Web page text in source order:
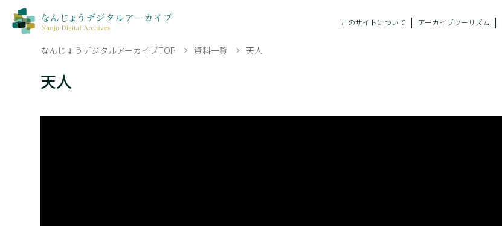
このサイトについて アーカイブツーリズム
なんじょうデジタルアーカイブTOP 資料一覧 天人
天人